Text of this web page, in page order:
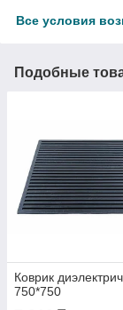
Все условия
Подобные
Коврик
750*750